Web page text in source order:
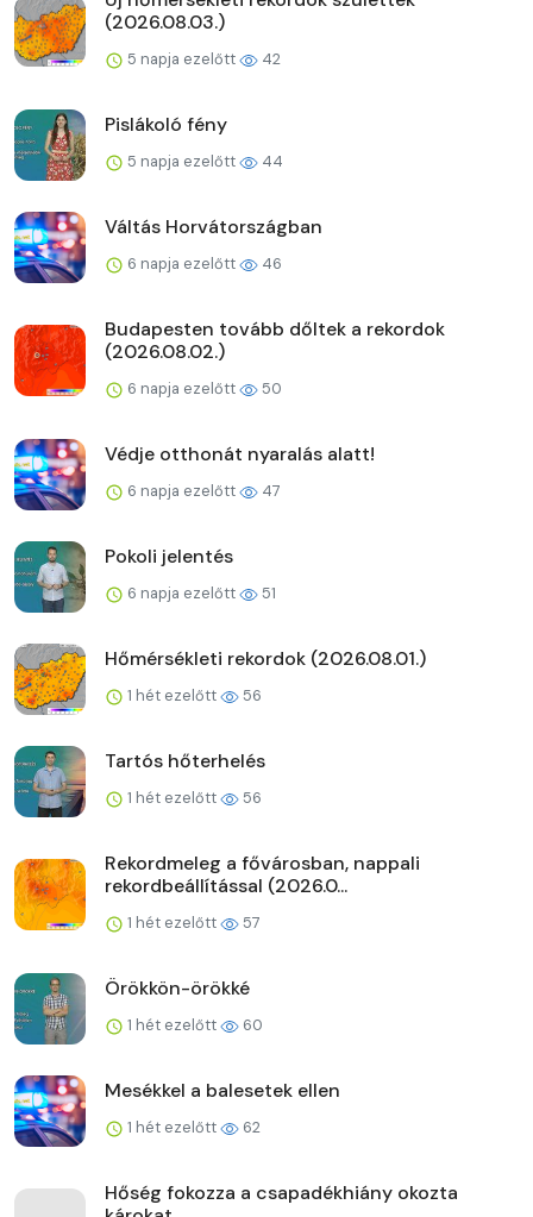
(2026.08.03.)
5 napja ezelőtt 42
Pislákoló fény
5 napja ezelőtt 44
Váltás Horvátországban
6 napja ezelőtt 46
Budapesten tovább dőltek a rekordok
(2026.08.02.)
6 napja ezelőtt 50
Védje otthonát nyaralás alatt!
6 napja ezelőtt 47
Pokoli jelentés
6 napja ezelőtt 51
Hőmérsékleti rekordok (2026.08.01.)
1 hét ezelőtt 56
Tartós hőterhelés
1 hét ezelőtt 56
Rekordmeleg a fővárosban, nappali
rekordbeállítással (2026.0...
1 hét ezelőtt 57
Örökkön-örökké
1 hét ezelőtt 60
Mesékkel a balesetek ellen
1 hét ezelőtt 62
Hőség fokozza a csapadékhiány okozta